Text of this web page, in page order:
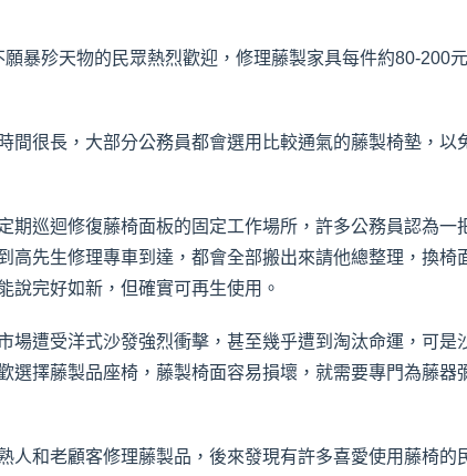
暴殄天物的民眾熱烈歡迎，修理藤製家具每件約80-200
很長，大部分公務員都會選用比較通氣的藤製椅墊，以
巡迴修復藤椅面板的固定工作場所，許多公務員認為一
先生修理專車到達，都會全部搬出來請他總整理，換椅
說完好如新，但確實可再生使用。
遭受洋式沙發強烈衝擊，甚至幾乎遭到淘汰命運，可是
擇藤製品座椅，藤製椅面容易損壞，就需要專門為藤器
和老顧客修理藤製品，後來發現有許多喜愛使用藤椅的